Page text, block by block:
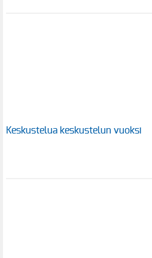
Keskustelua keskustelun vuoksi